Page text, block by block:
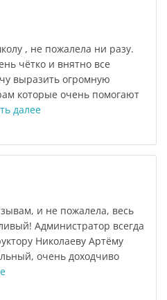
, не пожалела ни разу.
чётко и внятно все
выразить огромную
которые очень помогают
далее
и не пожалела, весь
Администратор всегда
Николаеву Артёму
очень доходчиво